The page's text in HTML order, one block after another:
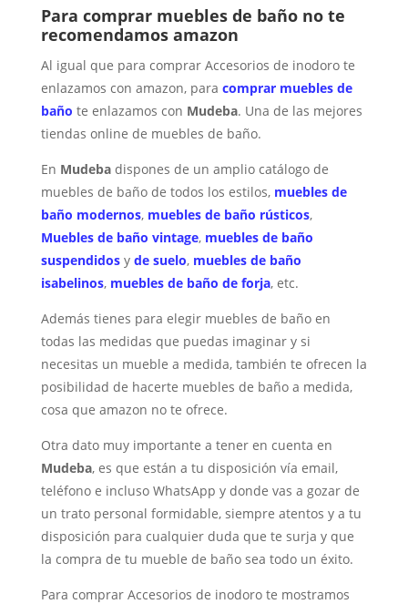
Para comprar muebles de baño no te
recomendamos amazon
Al igual que para comprar Accesorios de inodoro te
enlazamos con amazon, para comprar muebles de
baño te enlazamos con Mudeba. Una de las mejores
tiendas online de muebles de baño.
En Mudebadispones de un amplio catálogo de
muebles de baño de todos los estilos, muebles de
baño modernos, muebles de baño rústicos,
Muebles de baño vintage, muebles de baño
suspendidosy de suelo, muebles de baño
isabelinos, muebles de baño de forja, etc.
Además tienes para elegir muebles de baño en
todas las medidas que puedas imaginar y si
necesitas un mueble a medida, también te ofrecen la
posibilidad de hacerte muebles de baño a medida,
cosa que amazon no te ofrece.
Otra dato muy importante a tener en cuenta en
Mudeba, es que están a tu disposición vía email,
teléfono e incluso WhatsApp y donde vas a gozar de
un trato personal formidable, siempre atentos y a tu
disposición para cualquier duda que te surja y que
la compra de tu mueble de baño sea todo un éxito.
Para comprar Accesorios de inodoro te mostramos